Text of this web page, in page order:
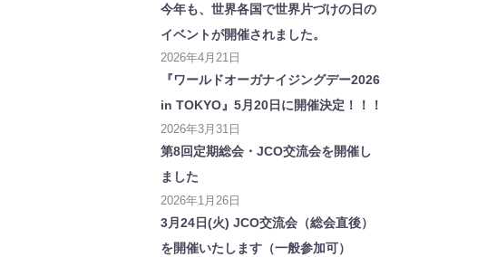
今年も、世界各国で世界片づけの日の
イベントが開催されました。
2026年4月21日
『ワールドオーガナイジングデー2026
in TOKYO』5月20日に開催決定！！！
2026年3月31日
第8回定期総会・JCO交流会を開催し
ました
2026年1月26日
3月24日(火) JCO交流会（総会直後）
を開催いたします（一般参加可）